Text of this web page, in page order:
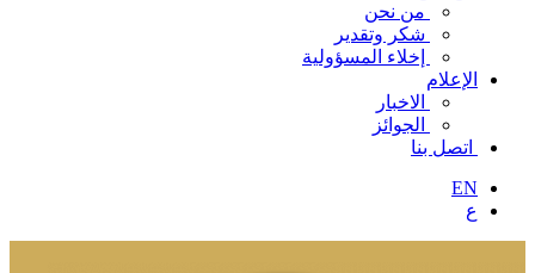
من نحن
شكر وتقدير
إخلاء المسؤولية
الإعلام
الاخبار
الجوائز
اتصل بنا
EN
ع